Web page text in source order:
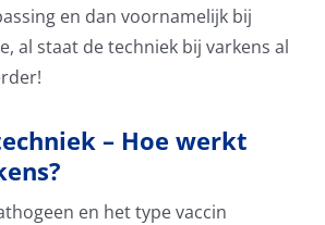
en dan voornamelijk bij
al staat de techniek bij varkens al
– Hoe werkt
en het type vaccin